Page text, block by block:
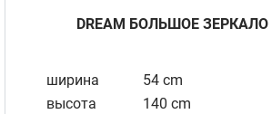
DREAM БОЛЬШОЕ ЗЕРКАЛО
ширина
54 cm
высота
140 cm